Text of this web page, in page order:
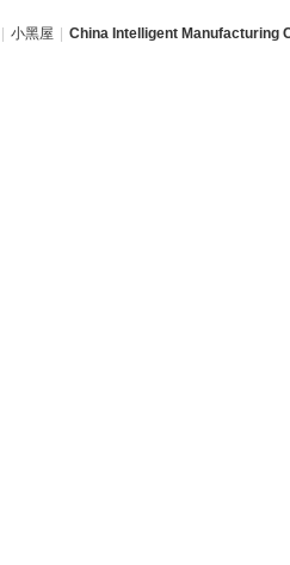
| 小黑屋 | China Intelligent Manufacturing